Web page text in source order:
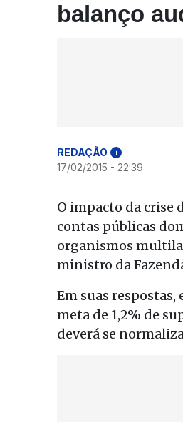
balanço
REDAÇÃO i
17/02/2015 - 22:39
O impacto da crise
contas públicas
organismos
ministro da
Em suas
meta de 1,2% de
deverá se